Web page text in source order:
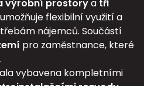
výrobní prostorya tři
flexibilní využití a
nájemců. Součástí
pro zaměstnance, které
vybavena kompletními